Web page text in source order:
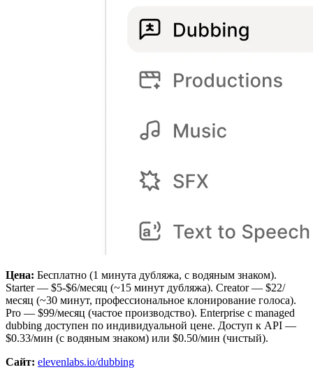
Цена: Бесплатно (1 минута дубляжа, с водяным знаком).
Starter — $5-$6/месяц (~15 минут дубляжа). Creator — $22/
месяц (~30 минут, профессиональное клонирование голоса).
Pro — $99/месяц (частое производство). Enterprise с managed
dubbing доступен по индивидуальной цене. Доступ к API —
$0.33/мин (с водяным знаком) или $0.50/мин (чистый).
Сайт: elevenlabs.io/dubbing